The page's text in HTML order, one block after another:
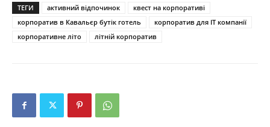
ТЕГИ активний відпочинок
квест на корпоративі
корпоратив в Кавальєр бутік готель
корпоратив для IT компанії
корпоративне літо
літній корпоратив